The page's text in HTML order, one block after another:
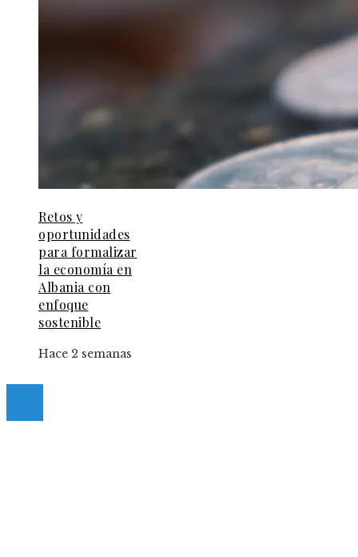
Retos y
oportunidades
para formalizar
la economía en
Albania con
enfoque
sostenible
Hace 2 semanas